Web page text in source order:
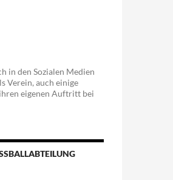
in den Sozialen Medien
Verein, auch einige
eigenen Auftritt bei